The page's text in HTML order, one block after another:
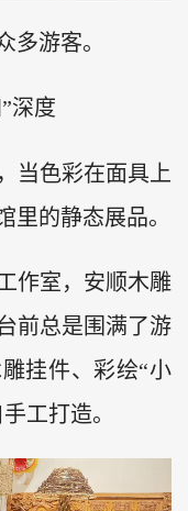
多游客。
深度
当色彩在面具上
里的静态展品。
作室，安顺木雕
前总是围满了游
挂件、彩绘“小
工打造。